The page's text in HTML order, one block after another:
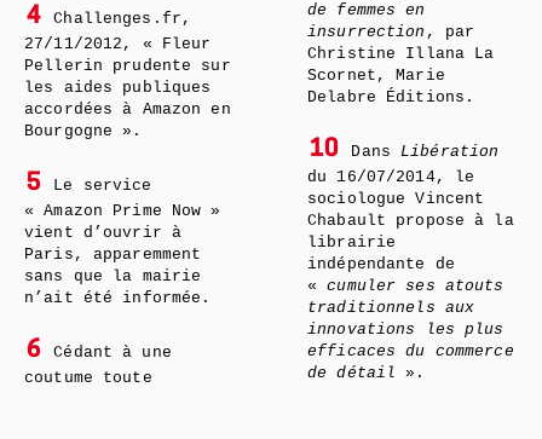
4
Challenges.fr,
27/11/2012, « Fleur
Pellerin prudente sur
les aides publiques
accordées à Amazon en
Bourgogne ».
5
Le service
« Amazon Prime Now »
vient d’ouvrir à
Paris, apparemment
sans que la mairie
n’ait été informée.
6
Cédant à une
coutume toute
de femmes en
insurrection , par
Christine Illana La
Scornet, Marie
Delabre Éditions.
10 Dans Libération
du 16/07/2014, le
sociologue Vincent
Chabault propose à la
librairie
indépendante de
«cumuler ses atouts
traditionnels aux
innovations les plus
efficaces du commerce
de détail ».